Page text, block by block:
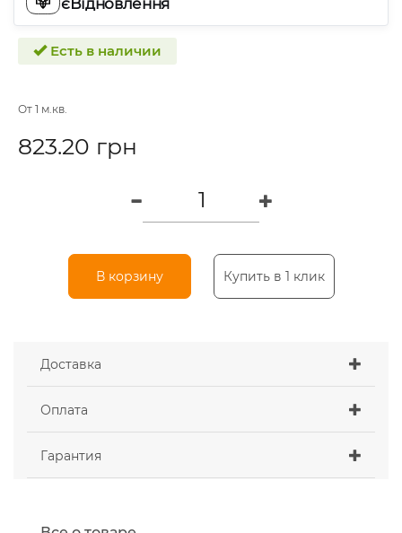
єВідновлення
Есть в наличии
От 1 м.кв.
823.20 грн
В корзину Купить в 1 клик
Доставка
Оплата
Гарантия